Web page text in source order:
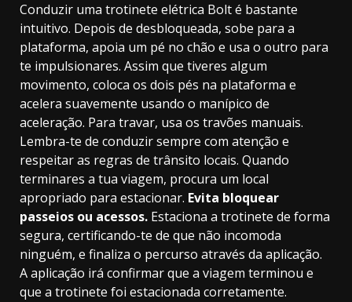
Conduzir uma trotinete elétrica Bolt é bastante
intuitivo. Depois de desbloqueada, sobe para a
plataforma, apoia um pé no chão e usa o outro para
te impulsionares. Assim que tiveres algum
movimento, coloca os dois pés na plataforma e
acelera suavemente usando o manípico de
aceleração. Para travar, usa os travões manuais.
Lembra-te de conduzir sempre com atenção e
respeitar as regras de trânsito locais. Quando
terminares a tua viagem, procura um local
apropriado para estacionar. Evita bloquear
passeios ou acessos. Estaciona a trotinete de forma
segura, certificando-te de que não incomoda
ninguém, e finaliza o percurso através da aplicação.
A aplicação irá confirmar que a viagem terminou e
que a trotinete foi estacionada corretamente.